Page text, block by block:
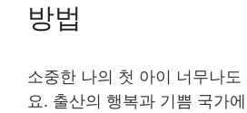
방법
소중한 나의 첫 아이 너무나
요. 출산의 행복과 기쁨 국가